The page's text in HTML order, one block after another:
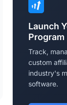
Launch
Program
Track,
custom
industry's
software.